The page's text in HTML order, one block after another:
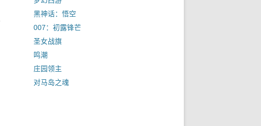
黑神话：悟空
007：初露锋芒
圣女战旗
鸣潮
庄园领主
对马岛之魂